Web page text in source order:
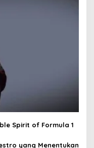
Spirit of Formula 1
yang Menentukan